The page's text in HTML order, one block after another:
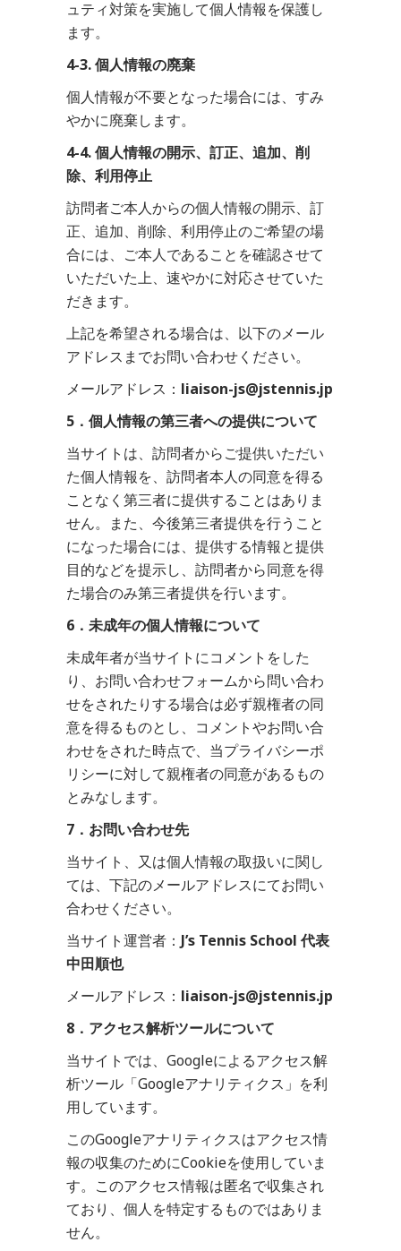
ュティ対策を実施して個人情報を保護し
ます。
4-3. 個人情報の廃棄
個人情報が不要となった場合には、すみ
やかに廃棄します。
4-4. 個人情報の開示、訂正、追加、削
除、利用停止
訪問者ご本人からの個人情報の開示、訂
正、追加、削除、利用停止のご希望の場
合には、ご本人であることを確認させて
いただいた上、速やかに対応させていた
だきます。
上記を希望される場合は、以下のメール
アドレスまでお問い合わせください。
メールアドレス： liaison-js@jstennis.jp
5．個人情報の第三者への提供について
当サイトは、訪問者からご提供いただい
た個人情報を、訪問者本人の同意を得る
ことなく第三者に提供することはありま
せん。また、今後第三者提供を行うこと
になった場合には、提供する情報と提供
目的などを提示し、訪問者から同意を得
た場合のみ第三者提供を行います。
6．未成年の個人情報について
未成年者が当サイトにコメントをした
り、お問い合わせフォームから問い合わ
せをされたりする場合は必ず親権者の同
意を得るものとし、コメントやお問い合
わせをされた時点で、当プライバシーポ
リシーに対して親権者の同意があるもの
とみなします。
7．お問い合わせ先
当サイト、又は個人情報の取扱いに関し
ては、下記のメールアドレスにてお問い
合わせください。
当サイト運営者： J’s Tennis School 代表
中田順也
メールアドレス： liaison-js@jstennis.jp
8．アクセス解析ツールについて
当サイトでは、Googleによるアクセス解
析ツール「Googleアナリティクス」を利
用しています。
このGoogleアナリティクスはアクセス情
報の収集のためにCookieを使用していま
す。このアクセス情報は匿名で収集され
ており、個人を特定するものではありま
せん。